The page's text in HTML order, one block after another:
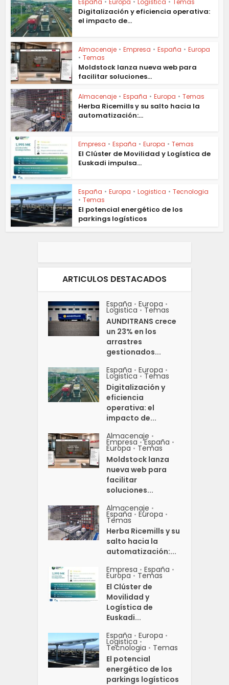
Digitalización y eficiencia operativa:
el impacto de...
Almacenaje • Empresa • España • Europa
• Temas
Moldstock lanza nueva web para
facilitar soluciones...
Almacenaje • España • Europa • Temas
Herba Ricemills y su salto hacia la
automatización:...
Empresa • España • Europa • Temas
El Clúster de Movilidad y Logística de
Euskadi impulsa...
España • Europa • Logistica • Tecnologia
• Temas
El potencial energético de los
parkings logísticos
ARTICULOS DESTACADOS
España • Europa •
Logistica • Temas
AUNDITRANS crece
un 23% en los
arrastres
gestionados...
España • Europa •
Logistica • Temas
Digitalización y
eficiencia
operativa: el
impacto de...
Almacenaje •
Empresa • España •
Europa • Temas
Moldstock lanza
nueva web para
facilitar
soluciones...
Almacenaje •
España • Europa •
Temas
Herba Ricemills y su
salto hacia la
automatización:...
Empresa • España •
Europa • Temas
El Clúster de
Movilidad y
Logística de
Euskadi...
España • Europa •
Logistica •
Tecnologia • Temas
El potencial
energético de los
parkings logísticos